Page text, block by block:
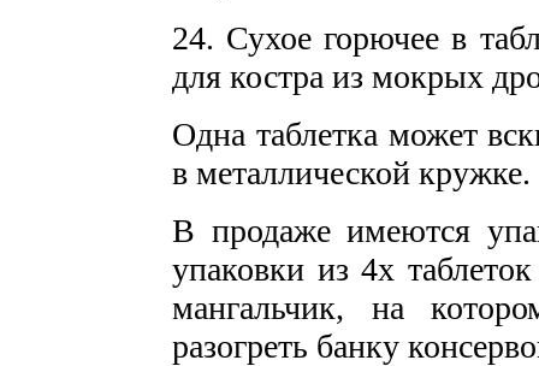
24. Сухое горючее в
для костра из мокрых
Одна таблетка может
в металлической кружке.
В продаже имеются
упаковки из 4х
мангальчик, на
разогреть банку